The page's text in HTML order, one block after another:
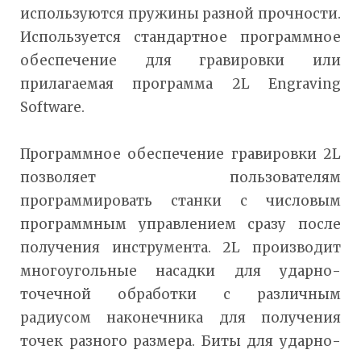
используются пружины разной прочности.
Используется стандартное программное
обеспечение для гравировки или
прилагаемая программа 2L Engraving
Software.
Программное обеспечение гравировки 2L
позволяет пользователям
программировать станки с числовым
программным управлением сразу после
получения инструмента. 2L производит
многоугольные насадки для ударно-
точечной обработки с различным
радиусом наконечника для получения
точек разного размера. Биты для ударно-